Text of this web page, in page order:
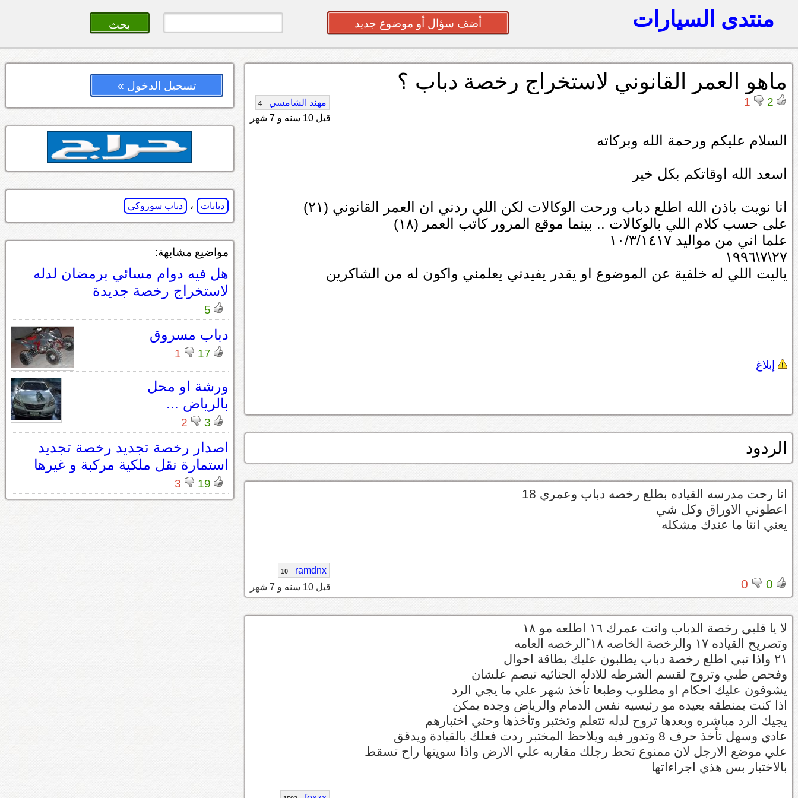
منتدى السيارات أضف سؤال أو موضوع جديد
ماهو العمر القانوني لاستخراج رخصة دباب ؟
2
1 مهند الشامسي 4
قبل 10 سنه و 7 شهر
السلام عليكم ورحمة الله وبركاته
اسعد الله اوقاتكم بكل خير
انا نويت باذن الله اطلع دباب ورحت الوكالات لكن اللي ردني ان العمر القانوني (٢١)
على حسب كلام اللي بالوكالات .. بينما موقع المرور كاتب العمر (١٨)
علما اني من مواليد ١٠/٣/١٤١٧
٢٧\٧\١٩٩٦
ياليت اللي له خلفية عن الموضوع او يقدر يفيدني يعلمني واكون له من الشاكرين
إبلاغ
الردود
انا رحت مدرسه القياده بطلع رخصه دباب وعمري 18
اعطوني الاوراق وكل شي
يعني انتا ما عندك مشكله
0
0
ramdnx
10
قبل 10 سنه و 7 شهر
لا يا قلبي رخصة الدباب وانت عمرك ١٦ اطلعه مو ١٨
وتصريح القياده ١٧ والرخصة الخاصه ١٨ ًالرخصه العامه
٢١ واذا تبي اطلع رخصة دباب يطلبون عليك بطاقة احوال
وفحص طبي وتروح لقسم الشرطه للادله الجنائيه تبصم علشان
يشوفون عليك احكام او مطلوب وطبعا تأخذ شهر علي ما يجي الرد
اذا كنت بمنطقه بعيده مو رئيسيه نفس الدمام والرياض وجده يمكن
يجيك الرد مباشره وبعدها تروح لدله تتعلم وتختبر وتأخذها وحتي اختبارهم
عادي وسهل تأخذ حرف 8 وتدور فيه ويلاحظ المختبر ردت فعلك بالقيادة ويدقق
علي موضع الارجل لان ممنوع تحط رجلك مقاربه علي الارض واذا سويتها راح تسقط
بالاختبار بس هذي اجراءاتها
تسجيل الدخول »
دبابات ، دباب سوزوكي
مواضيع مشابهة:
هل فيه دوام مسائي برمضان لدله
لاستخراج رخصة جديدة
5
دباب مسروق
17
1
ورشة او محل
بالرياض ...
3
2
اصدار رخصة تجديد رخصة تجديد
استمارة نقل ملكية مركبة و غيرها
19
3